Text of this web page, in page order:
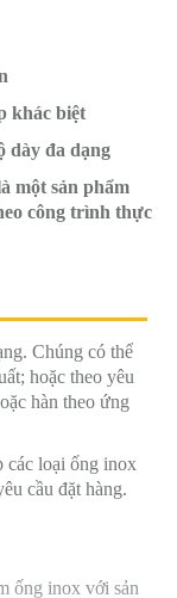
khác biệt
dày đa dạng
một sản phẩm
công trình thực
Chúng có thể
hoặc theo yêu
hàn theo ứng
các loại ống inox
cầu đặt hàng.
ống inox với sản